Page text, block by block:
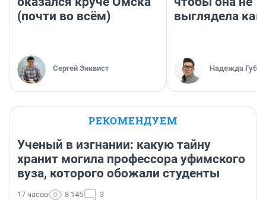
(почти во всём)
Сергей Энквист
выглядела как
Надежда
РЕКОМЕНДУЕМ
Ученый в изгнании: какую тайну
хранит могила профессора уфимского
вуза, которого обожали студенты
17 часов 8 145 3